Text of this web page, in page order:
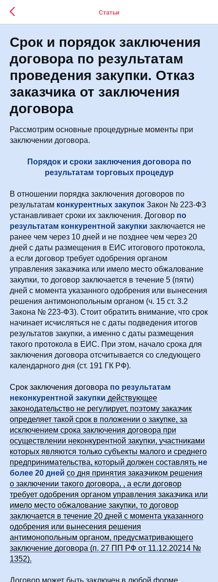
Статьи
Срок и порядок заключения
договора по результатам
проведения закупки. Отказ
заказчика от заключения
договора
Рассмотрим основные процедурные моменты при
заключении договора.
Порядок и сроки заключения договора по
результатам торговых процедур
В отношении порядка заключения договоров по
результатам конкурентных закупок Закон № 223-ФЗ
устанавливает сроки их заключения. Договор по
результатам конкурентной закупки заключается не
ранее чем через 10 дней и не позднее чем через 20
дней с даты размещения в ЕИС итогового протокола,
а если договор требует одобрения органом
управления заказчика или имело место обжалование
закупки, то договор заключается в течение 5 (пяти)
дней с момента указанного одобрения или вынесения
решения антимонопольным органом (ч. 15 ст. 3.2
Закона № 223-ФЗ). Стоит обратить внимание, что срок
начинает исчисляться не с даты подведения итогов
результатов закупки, а именно с даты размещения
такого протокола в ЕИС. При этом, начало срока для
заключения договора отсчитывается со следующего
календарного дня (ст. 191 ГК РФ).
Срок заключения договора по результатам
неконкурентной закупки действующее
законодательство не регулирует, поэтому заказчик
определяет такой срок в положении о закупке, за
исключением срока заключения договора при
осуществлении неконкурентной закупки, участниками
которых являются только субъекты малого и среднего
предпринимательства, который должен составлять не
более 20 дней со дня принятия заказчиком решения
о заключении такого договора, , а если договор
требует одобрения органом управления заказчика или
имело место обжалование закупки, то договор
заключается в течение 20 дней с момента указанного
одобрения или вынесения решения
антимонопольным органом, предусматривающего
заключение договора (п. 27 ПП РФ от 11.12.20214 №
1352).
Договор может быть заключен в любой форме,